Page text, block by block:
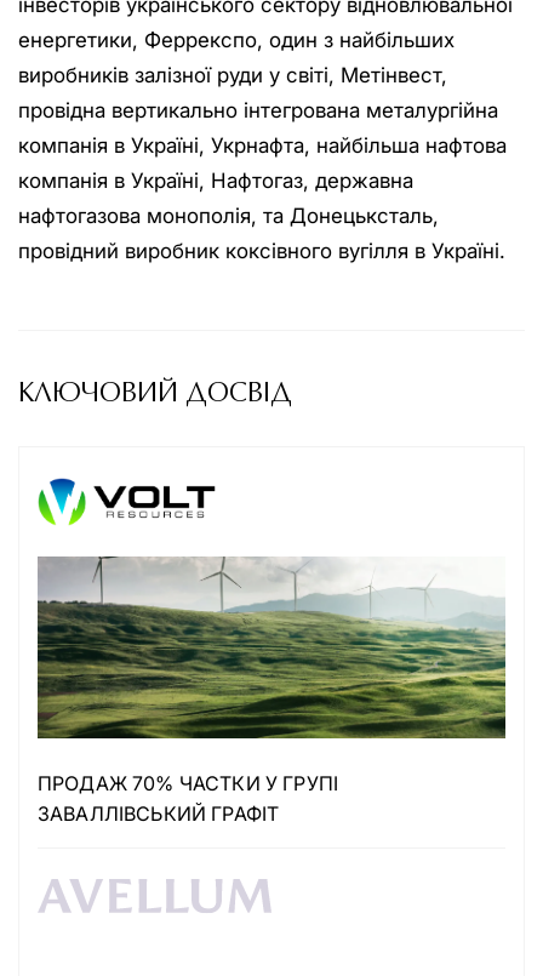
інвесторів українського сектору відновлювальної
енергетики, Феррекспо, один з найбільших
виробників залізної руди у світі, Метінвест,
провідна вертикально інтегрована металургійна
компанія в Україні, Укрнафта, найбільша нафтова
компанія в Україні, Нафтогаз, державна
нафтогазова монополія, та Донецьксталь,
провідний виробник коксівного вугілля в Україні.
КЛЮЧОВИЙ ДОСВІД
ПРОДАЖ 70% ЧАСТКИ У ГРУПІ
ЗАВАЛЛІВСЬКИЙ ГРАФІТ